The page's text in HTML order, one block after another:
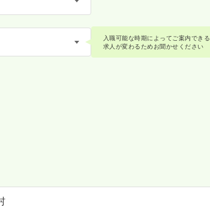
入職可能な時期によってご案内できる
求人が変わるためお聞かせください